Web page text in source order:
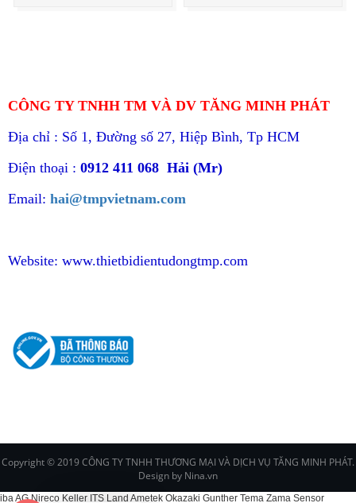
CÔNG TY TNHH TM VÀ DV TĂNG MINH PHÁT
Địa chỉ : Số 1, Đường số 27, Hiệp Bình, Tp HCM
Điện thoại : 0912 411 068 Hải (Mr)
Email: hai@tmpvietnam.com
Website: www.thietbidientudongtmp.com
Copyright © 2019 CÔNG TY TNHH THƯƠNG MẠI VÀ DỊCH VỤ TĂNG MINH PHÁT.
Design by Nina.vn
iba AG Nireco Keller ITS Land Ametek Okazaki Gunther Tema Zama Sensor